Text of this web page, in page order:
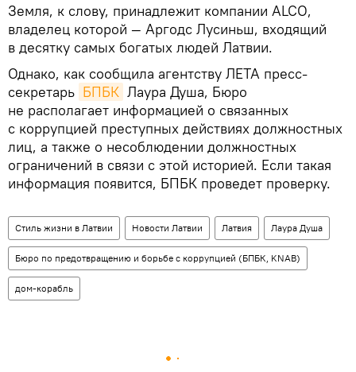
Земля, к слову, принадлежит компании ALCO,
владелец которой — Аргодс Лусиньш, входящий
в десятку самых богатых людей Латвии.
Однако, как сообщила агентству ЛЕТА пресс-
секретарь БПБК Лаура Душа, Бюро
не располагает информацией о связанных
с коррупцией преступных действиях должностных
лиц, а также о несоблюдении должностных
ограничений в связи с этой историей. Если такая
информация появится, БПБК проведет проверку.
Стиль жизни в Латвии Новости Латвии Латвия Лаура Душа
Бюро по предотвращению и борьбе с коррупцией (БПБК, KNAB)
дом-корабль